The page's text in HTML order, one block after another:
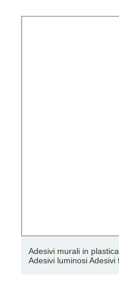
Adesivi murali in
Adesivi luminosi